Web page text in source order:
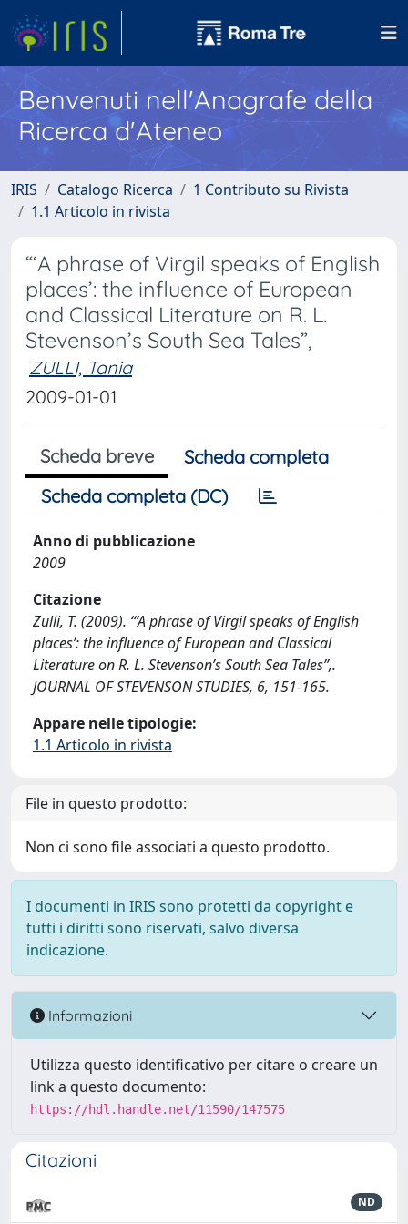
Benvenuti nell'Anagrafe della
Ricerca d'Ateneo
IRIS Catalogo Ricerca
1 Contributo su Rivista
1.1 Articolo in rivista
“‘A phrase of Virgil speaks of English
places’: the influence of European
and Classical Literature on R. L.
Stevenson’s South Sea Tales”,
ZULLI, Tania
2009-01-01
Scheda breve
Scheda completa
Scheda completa (DC)
Anno di pubblicazione
2009
Citazione
Zulli, T. (2009). “‘A phrase of Virgil speaks of English
places’: the influence of European and Classical
Literature on R. L. Stevenson’s South Sea Tales”,.
JOURNAL OF STEVENSON STUDIES, 6, 151-165.
Appare nelle tipologie:
1.1 Articolo in rivista
File in questo prodotto:
Non ci sono file associati a questo prodotto.
I documenti in IRIS sono protetti da copyright e
tutti i diritti sono riservati, salvo diversa
indicazione.
Informazioni
Utilizza questo identificativo per citare o creare un
link a questo documento:
https://hdl.handle.net/11590/147575
Citazioni
ND